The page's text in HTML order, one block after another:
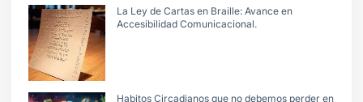
La Ley de Cartas en Braille: Avance en
Accesibilidad Comunicacional.
Habitos Circadianos que no debemos perder en